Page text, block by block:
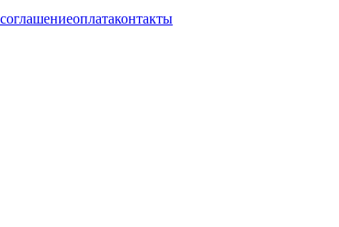
соглашениеоплатаконтакты